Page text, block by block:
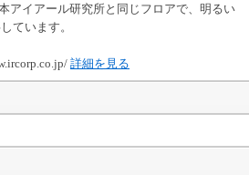
アイアール研究所と同じフロアで、明るい
ています。
詳細を見る